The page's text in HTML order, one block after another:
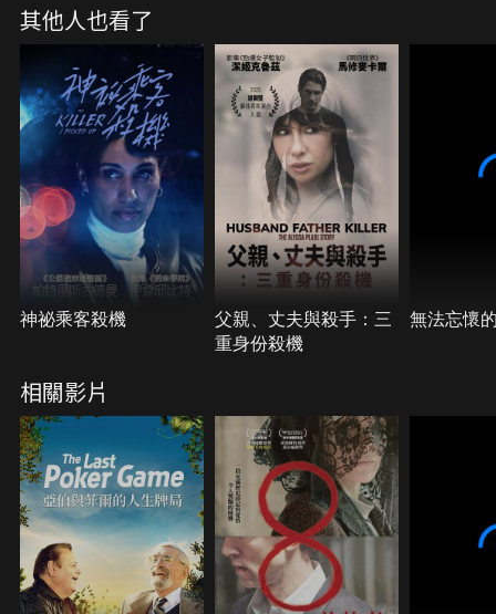
每個人所見的，都是各自平行的真相。
其他人也看了
神祕乘客殺機
父親、丈夫與殺手：三
重身份殺機
無法忘懷
相關影片